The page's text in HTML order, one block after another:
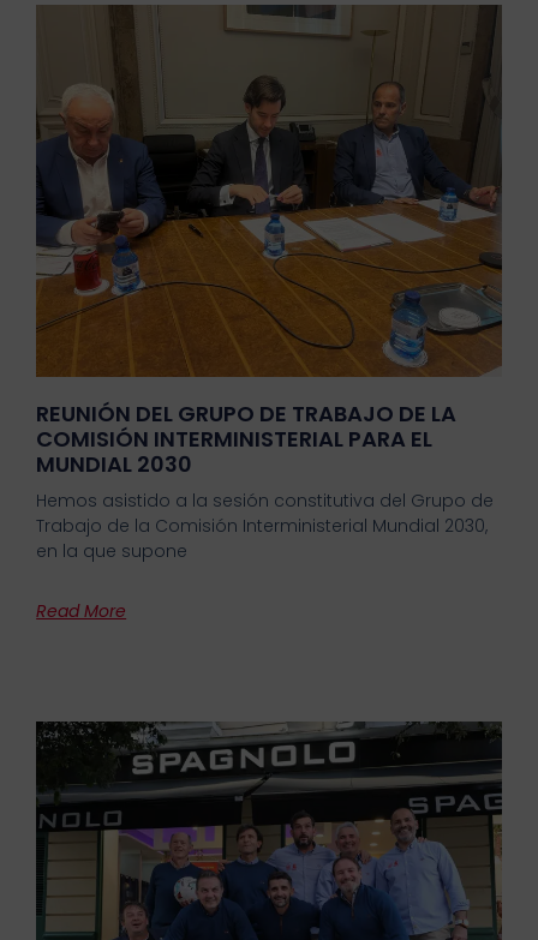
REUNIÓN DEL GRUPO DE TRABAJO DE LA
COMISIÓN INTERMINISTERIAL PARA EL
MUNDIAL 2030
Hemos asistido a la sesión constitutiva del Grupo de
Trabajo de la Comisión Interministerial Mundial 2030,
en la que supone
Read More